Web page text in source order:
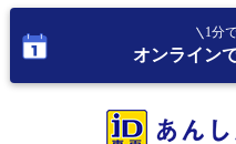
1分
オンライン